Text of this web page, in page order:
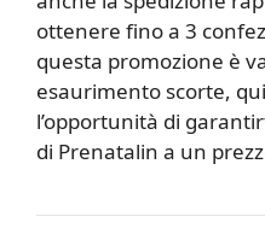
ottenere fino a 3
questa promozione è
esaurimento scorte,
l’opportunità di
di Prenatalin a un